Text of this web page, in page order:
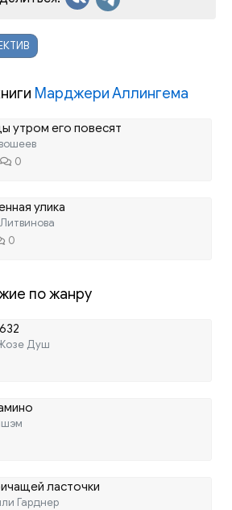
Марджери Аллингема
утром его повесят
0
улика
0
по жанру
Душ
ласточки
Гарднер